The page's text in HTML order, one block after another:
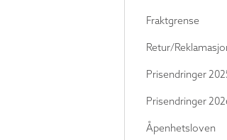
Fraktgrense
Retur/
Prisendringer
Prisendringer
Åpenhetsloven